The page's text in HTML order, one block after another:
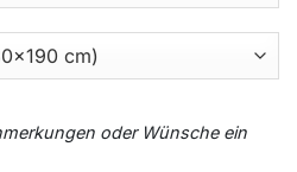
oder Wünsche ein